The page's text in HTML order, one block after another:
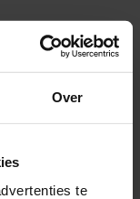
Over
te